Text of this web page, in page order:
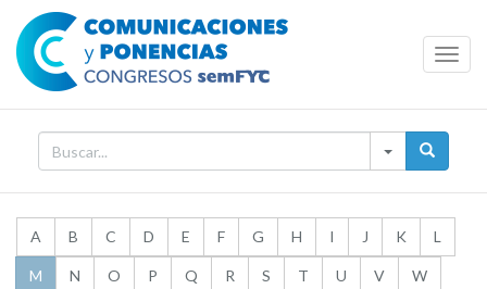
A B C D E F G H I J K L
M N O P Q R S T U V W